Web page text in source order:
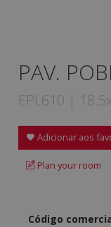
PAV.
EPL610 |
Adicionar aos
Plan your room
Código